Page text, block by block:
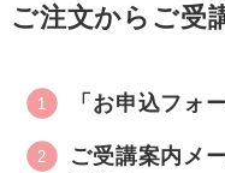
ご注文からご受
「お申込フォ
ご受講案内メ